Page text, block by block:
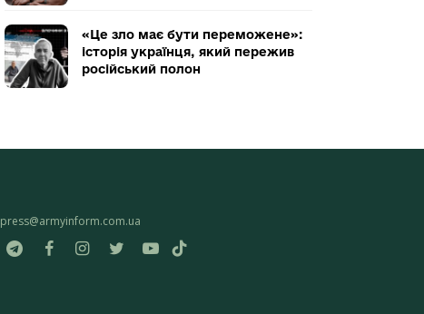
«Це зло має бути переможене»:
історія українця, який пережив
російський полон
press@armyinform.com.ua